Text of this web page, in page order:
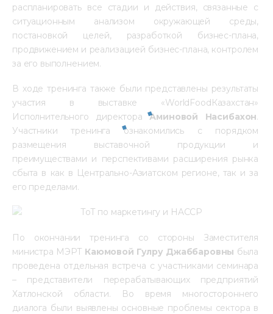
распланировать все стадии и действия, связанные с
ситуационным анализом окружающей среды,
постановкой целей, разработкой бизнес-плана,
продвижением и реализацией бизнес-плана, контролем
за его выполнением.
В ходе тренинга также были представлены результаты
участия в выставке «WorldFoodКазахстан»
Исполнительного директора Аминовой Насибахон.
Участники тренинга ознакомились с порядком
размещения выставочной продукции и
преимуществами и перспективами расширения рынка
сбыта в как в Центрально-Азиатском регионе, так и за
его пределами.
По окончании тренинга со стороны Заместителя
министра МЭРТ Каюмовой Гулру Джаббаровны была
проведена отдельная встреча с участниками семинара
– представители перерабатывающих предприятий
Хатлонской области. Во время многостороннего
диалога были выявлены основные проблемы сектора в